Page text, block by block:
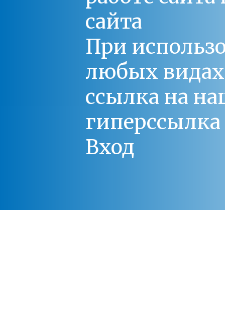
сайта
При
любых
ссылка на
Вход